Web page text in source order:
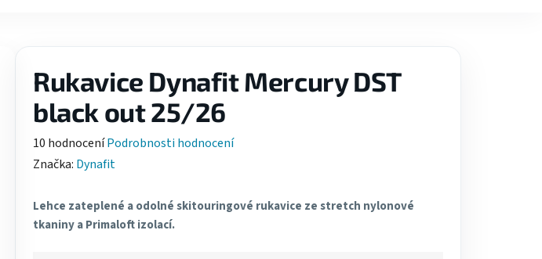
Rukavice Dynafit Mercury DST
black out 25/26
Průměrné
hodnocení
je
4,5
10 hodnoceníPodrobnosti hodnocení
Značka: Dynafit
Lehce zateplené a odolné skitouringové rukavice ze stretch nylonové
tkaniny a Primaloft izolací.